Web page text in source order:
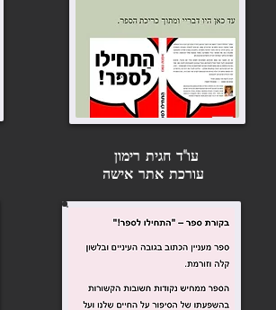
עו"ד חגית רימון
עורכת אתר אישה